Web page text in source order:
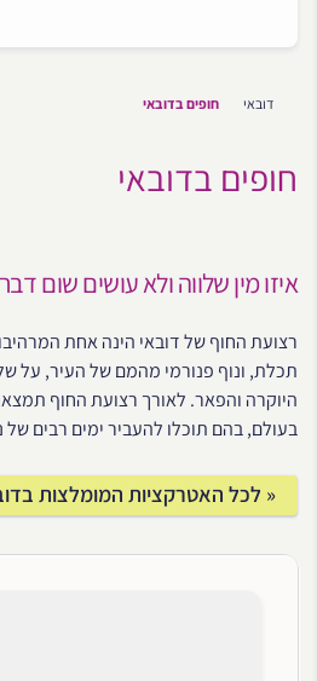
דובאי חופים בדובאי
חופים בדובאי
איזו מין שלווה ולא עושים שום
רצועת החוף של דובאי הינה אחת
תכלת, ונוף פנורמי מהמם של העיר, על
היוקרה והפאר. לאורך רצועת החוף
בעולם, בהם תוכלו להעביר ימים רבים של
« לכל האטרקציות המומלצות